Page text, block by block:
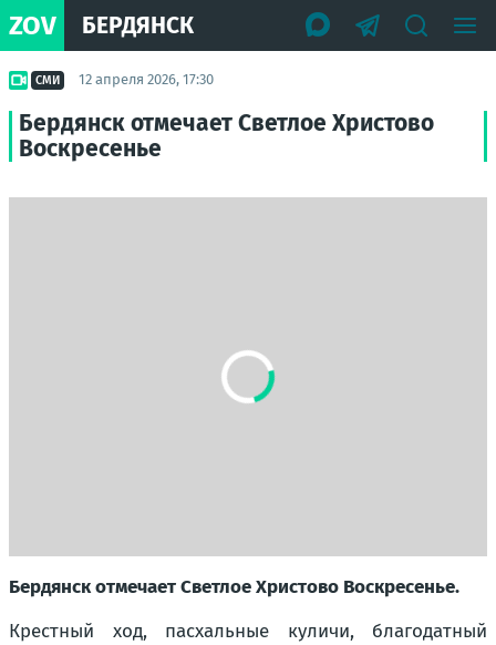
ZOV БЕРДЯНСК
СМИ 12 апреля 2026, 17:30
Бердянск отмечает Светлое Христово
Воскресенье
Бердянск отмечает Светлое Христово Воскресенье.
Крестный ход, пасхальные куличи, благодатный